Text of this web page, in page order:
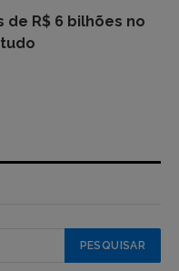
de R$ 6 bilhões no